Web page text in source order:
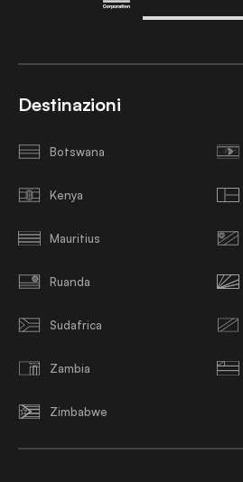
Destinazioni
Botswana
Kenya
Mauritius
Ruanda
Sudafrica
Zambia
Zimbabwe